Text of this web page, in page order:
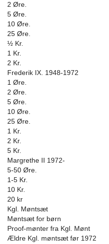
2 Øre.
5 Øre.
10 Øre.
25 Øre.
½ Kr.
1 Kr.
2 Kr.
Frederik IX. 1948-1972
1 Øre.
2 Øre.
5 Øre.
10 Øre.
25 Øre.
1 Kr.
2 Kr.
5 Kr.
Margrethe II 1972-
5-50 Øre.
1-5 Kr.
10 Kr.
20 kr
Kgl. Møntsæt
Møntsæt for børn
Proof-mønter fra Kgl. Mønt
Ældre Kgl. møntsæt før 1972